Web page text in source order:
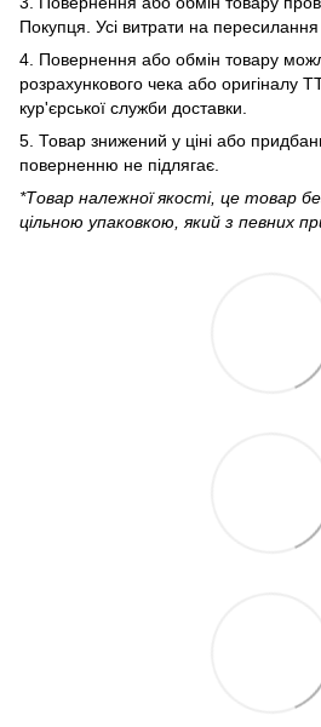
Покупця. Усі витрати на
4. Повернення або обмін товару
розрахункового чека або оригіналу
кур'єрської служби доставки.
5. Товар знижений у ціні або
поверненню не підлягає.
*Товар належної якості, це товар
цільною упаковкою, який з певних